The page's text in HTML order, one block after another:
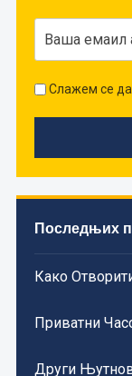
Слажем се да
Последњих
Како
Приватни
Други